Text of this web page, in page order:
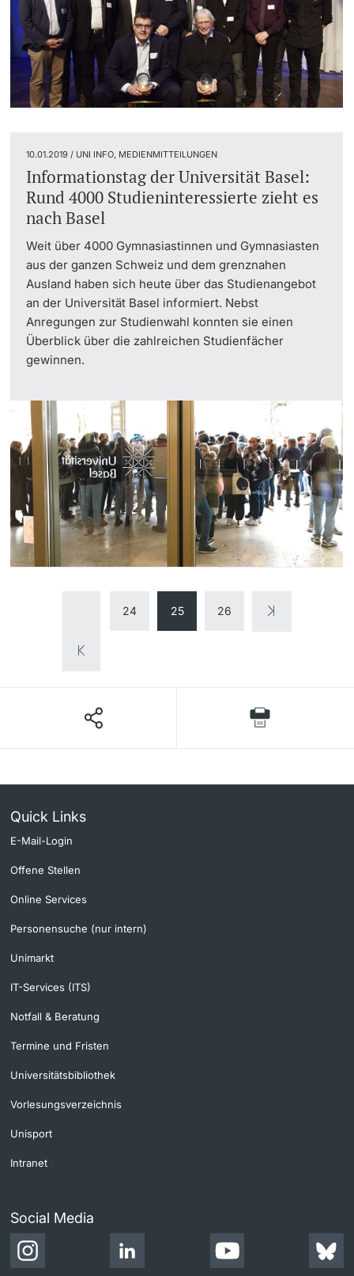
10.01.2019 / UNI INFO, MEDIENMITTEILUNGEN
Informationstag der Universität Basel:
Rund 4000 Studieninteressierte zieht es
nach Basel
Weit über 4000 Gymnasiastinnen und Gymnasiasten
aus der ganzen Schweiz und dem grenznahen
Ausland haben sich heute über das Studienangebot
an der Universität Basel informiert. Nebst
Anregungen zur Studienwahl konnten sie einen
Überblick über die zahlreichen Studienfächer
gewinnen.
24 25 26
Quick Links
E-Mail-Login
Offene Stellen
Online Services
Personensuche (nur intern)
Unimarkt
IT-Services (ITS)
Notfall & Beratung
Termine und Fristen
Universitätsbibliothek
Vorlesungsverzeichnis
Unisport
Intranet
Social Media